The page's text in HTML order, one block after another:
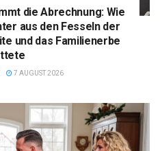
die Abrechnung: Wie
aus den Fesseln der
und das Familienerbe
7 AUGUST 2026